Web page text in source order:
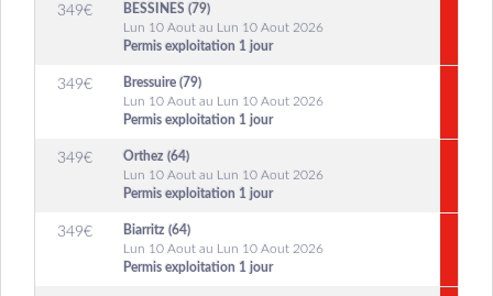
349€
BESSINES (79)
Lun 10 Aout au Lun 10 Aout 2026
Permis exploitation 1 jour
349€
Bressuire (79)
Lun 10 Aout au Lun 10 Aout 2026
Permis exploitation 1 jour
349€
Orthez (64)
Lun 10 Aout au Lun 10 Aout 2026
Permis exploitation 1 jour
349€
Biarritz (64)
Lun 10 Aout au Lun 10 Aout 2026
Permis exploitation 1 jour